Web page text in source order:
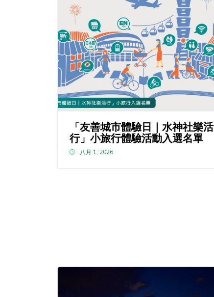
「友善城市體驗日｜水神社樂活
行」小旅行體驗活動入選名單
八月 1, 2026